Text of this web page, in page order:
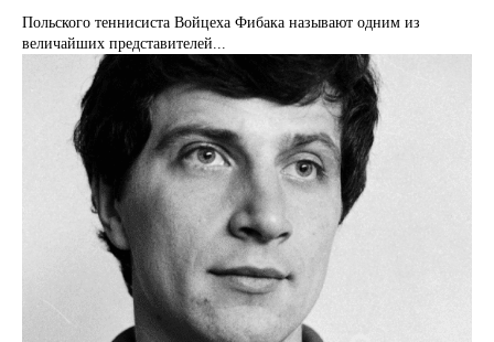
Польского теннисиста Войцеха Фибака называют одним из
величайших представителей...